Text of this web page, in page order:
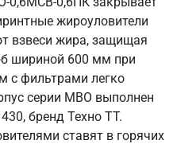
жироуловители
взвеси жира, защищая
шириной 600 мм при
с фильтрами легко
серии МВО выполнен
бренд Техно ТТ.
ставят в горячих